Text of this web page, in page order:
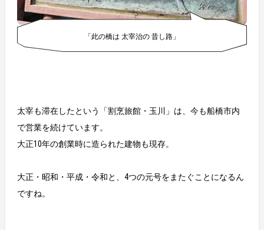
「此の橋は 太宰治の 昔し路」
太宰も滞在したという「割烹旅館・玉川」は、今も船橋市内
で営業を続けています。
大正10年の創業時に造られた建物も現存。
大正・昭和・平成・令和と、4つの元号をまたぐことになるん
ですね。